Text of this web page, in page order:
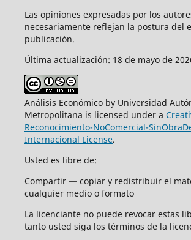
Las opiniones expresadas por los
necesariamente reflejan la postura del
publicación.
Última actualización: 18 de mayo de
Análisis Económico by Universidad
Metropolitana is licensed under a
Reconocimiento-NoComercial-
Internacional License.
Usted es libre de:
Compartir — copiar y redistribuir el
cualquier medio o formato
La licenciante no puede revocar estas
tanto usted siga los términos de la